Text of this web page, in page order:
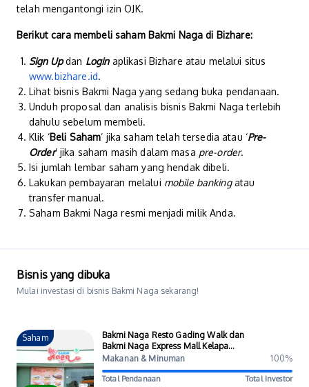
telah mengantongi izin OJK.
Berikut cara membeli saham Bakmi Naga di Bizhare:
Sign Updan Loginaplikasi Bizhare atau melalui situs
www.bizhare.id.
Lihat bisnis Bakmi Naga yang sedang buka pendanaan.
Unduh proposal dan analisis bisnis Bakmi Naga terlebih
dahulu sebelum membeli.
Klik ‘Beli Saham’ jika saham telah tersedia atau ‘Pre-
Order’ jika saham masih dalam masa pre-order.
Isi jumlah lembar saham yang hendak dibeli.
Lakukan pembayaran melalui mobile bankingatau
transfer manual.
Saham Bakmi Naga resmi menjadi milik Anda.
Bisnis yang dibuka
Mulai investasi di bisnis Bakmi Naga sekarang!
Saham
Bakmi Naga Resto Gading Walk dan
Bakmi Naga Express Mall Kelapa
Gading dan Menara Astra
Makanan & Minuman 100%
Total Pendanaan Total Investor